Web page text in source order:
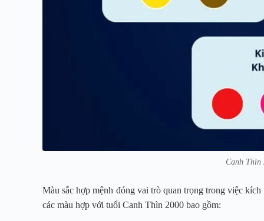
Canh Thìn
Màu sắc hợp mệnh đóng vai trò quan trọng trong việc
các màu hợp với tuổi Canh Thìn 2000 bao gồm: